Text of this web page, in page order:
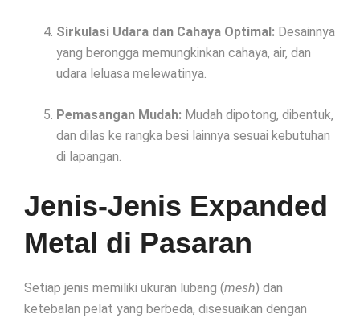
Sirkulasi Udara dan Cahaya Optimal: Desainnya
yang berongga memungkinkan cahaya, air, dan
udara leluasa melewatinya.
Pemasangan Mudah: Mudah dipotong, dibentuk,
dan dilas ke rangka besi lainnya sesuai kebutuhan
di lapangan.
Jenis-Jenis Expanded
Metal di Pasaran
Setiap jenis memiliki ukuran lubang (mesh) dan
ketebalan pelat yang berbeda, disesuaikan dengan